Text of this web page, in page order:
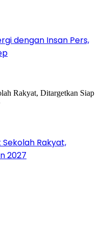
dengan Insan Pers,
Rakyat,
2027